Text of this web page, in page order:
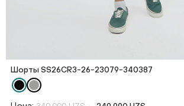
Шорты SS26CR3-26-23079-340387